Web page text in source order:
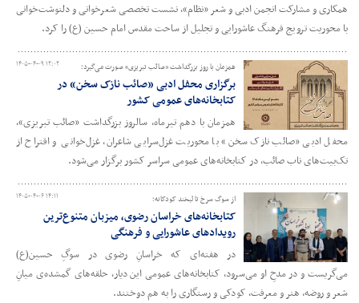
همکاری و مشارکت انجمن ادبی و شعر «نظام»، نشست تخصصی شعرخوانی و دلنوشت‌خوانی
با محوریت ترویج فرهنگ عاشورایی و تجلیل از ساحت مقدس امام حسین (ع) را کرد.
۱۴۰۵-۰۴-۰۹ ۱۲:۰۲ همزمان با روز بزرگداشت «صائب تبریزی» صورت می‌گیرد؛
برگزاری محفل ادبی «صائب نازک سخن» در
کتابخانه‌های عمومی کشور
همزمان با دهم تیرماه، سالروز بزرگداشت «صائب تبریزی»،
محفل ادبی «صائب نازک سخن» با محوریت غزل‌سرایی شاعران، غزل‌خوانی و اقتراح از
تک‌بیت‌های ناب صائب، در کتابخانه‌های عمومی سراسر کشور برگزار می‌شود.
۱۴۰۵-۰۴-۰۶ ۱۴:۱۱ از سوگ سرخ تا لبخند کودکانه؛
کتابخانه‌های خراسان رضوی، میزبان متنوع‌ترین
رویدادهای عاشورایی و فرهنگی
در هفته‌ای که خراسانِ رضوی در سوگِ حسین(ع)
می‌گریست و در مدحِ او می‌سرود، کتابخانه‌های عمومی این دیار، حلقه‌های گمشده‌ی میانِ
شعر و روضه، هنر و معرفت، کودکی و رستگاری را به هم دوختند.